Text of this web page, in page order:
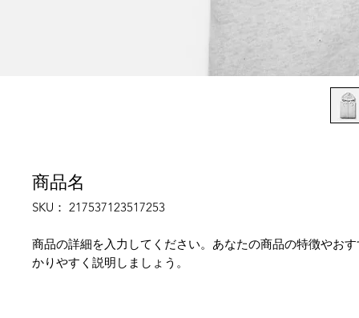
商品名
SKU： 217537123517253
商品の詳細を入力してください。あなたの商品の特徴やお
かりやすく説明しましょう。